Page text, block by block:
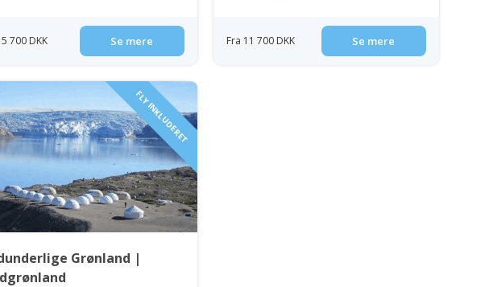
700 DKK Se mere Fra 11 700 DKK Se mere
FLY INKLUDERET
Grønland |